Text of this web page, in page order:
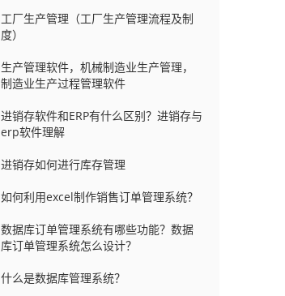
工厂生产管理（工厂生产管理流程及制
度）
生产管理软件，机械制造业生产管理，
制造业生产过程管理软件
进销存软件和ERP有什么区别？进销存与
erp软件理解
进销存如何进行库存管理
如何利用excel制作销售订单管理系统？
数据库订单管理系统有哪些功能？数据
库订单管理系统怎么设计？
什么是数据库管理系统？